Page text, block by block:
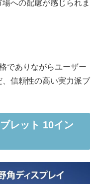
への配慮が感じられま
でありながらユーザー
信頼性の高い実力派ブ
レット 10イン